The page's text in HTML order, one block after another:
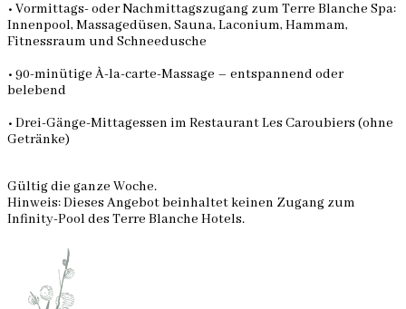
• Vormittags- oder Nachmittagszugang zum Terre Blanche Spa:
Innenpool, Massagedüsen, Sauna, Laconium, Hammam,
Fitnessraum und Schneedusche
• 90-minütige À-la-carte-Massage – entspannend oder
belebend
• Drei-Gänge-Mittagessen im Restaurant Les Caroubiers (ohne
Getränke)
Gültig die ganze Woche.
Hinweis: Dieses Angebot beinhaltet keinen Zugang zum
Infinity-Pool des Terre Blanche Hotels.